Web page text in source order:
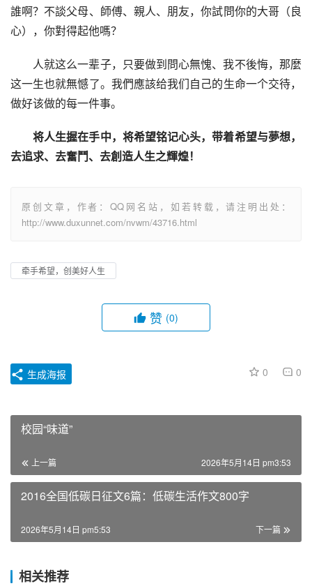
誰啊？不談父母、師傅、親人、朋友，你試問你的大哥（良
心），你對得起他嗎？
人就这么一辈子，只要做到問心無愧、我不後悔，那麼
这一生也就無憾了。我們應該给我们自己的生命一个交待，
做好该做的每一件事。
将人生握在手中，将希望铭记心头，带着希望与夢想，
去追求、去奮鬥、去創造人生之輝煌！
原创文章，作者：QQ网名站，如若转载，请注明出处：
http://www.duxunnet.com/nvwm/43716.html
牵手希望，创美好人生
赞 (0)
0 0
生成海报
校园“味道”
上一篇 2026年5月14日 pm3:53
2016全国低碳日征文6篇：低碳生活作文800字
下一篇
2026年5月14日 pm5:53
相关推荐